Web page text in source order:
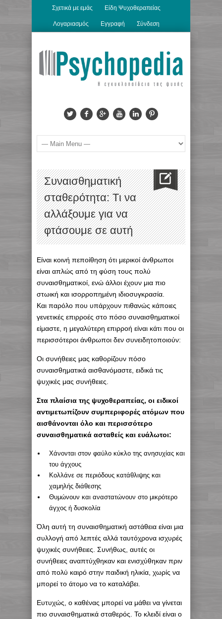
Σχετικά με εμάς Είδη Ψυχοθεραπείας
Λογαριασμός Εγγραφή Σύνδεση
Συναισθηματική
σταθερότητα: Tι να
αλλάξουμε για να
φτάσουμε σε αυτή
Είναι κοινή πεποίθηση ότι μερικοί άνθρωποι
είναι απλώς από τη φύση τους πολύ
συναισθηματικοί, ενώ άλλοι έχουν μια πιο
στωική και ισορροπημένη ιδιοσυγκρασία.
Και παρόλο που υπάρχουν πιθανώς κάποιες
γενετικές επιρροές στο πόσο συναισθηματικοί
είμαστε, η μεγαλύτερη επιρροή είναι κάτι που οι
περισσότεροι άνθρωποι δεν συνειδητοποιούν:
Οι συνήθειες μας καθορίζουν πόσο
συναισθηματικά αισθανόμαστε, ειδικά τις
ψυχικές μας συνήθειες.
Στα πλαίσια της ψυχοθεραπείας, οι ειδικοί
αντιμετωπίζουν συμπεριφορές ατόμων που
αισθάνονται όλο και περισσότερο
συναισθηματικά ασταθείς και ευάλωτοι:
Χάνονται στον φαύλο κύκλο της ανησυχίας και
του άγχους
Κολλάνε σε περιόδους κατάθλιψης και
χαμηλής διάθεσης
Θυμώνουν και αναστατώνουν στο μικρότερο
άγχος ή δυσκολία
Όλη αυτή τη συναισθηματική αστάθεια είναι μια
συλλογή από λεπτές αλλά ταυτόχρονα ισχυρές
ψυχικές συνήθειες. Συνήθως, αυτές οι
συνήθειες αναπτύχθηκαν και ενισχύθηκαν πριν
από πολύ καιρό στην παιδική ηλικία, χωρίς να
μπορεί το άτομο να το καταλάβει.
Ευτυχώς, ο καθένας μπορεί να μάθει να γίνεται
πιο συναισθηματικά σταθερός. Το κλειδί είναι ο